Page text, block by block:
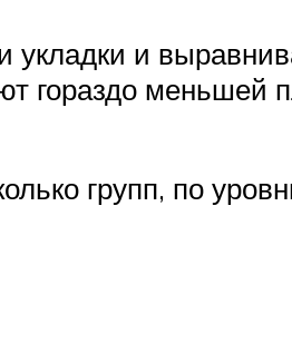
укладки и
гораздо меньшей
групп, по